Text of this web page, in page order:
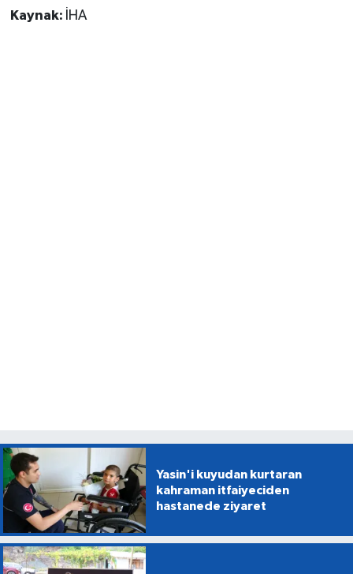
Kaynak: İHA
Yasin'i kuyudan kurtaran
kahraman itfaiyeciden
hastanede ziyaret